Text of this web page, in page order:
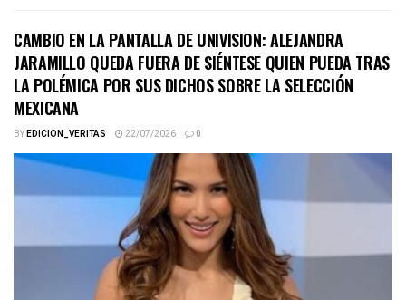
CAMBIO EN LA PANTALLA DE UNIVISION: ALEJANDRA
JARAMILLO QUEDA FUERA DE SIÉNTESE QUIEN PUEDA TRAS
LA POLÉMICA POR SUS DICHOS SOBRE LA SELECCIÓN
MEXICANA
BYEDICION_VERITAS 22/07/2026 0